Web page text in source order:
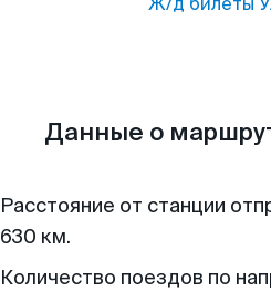
Данные о
Расстояние от станции
630 км.
Количество поездов по